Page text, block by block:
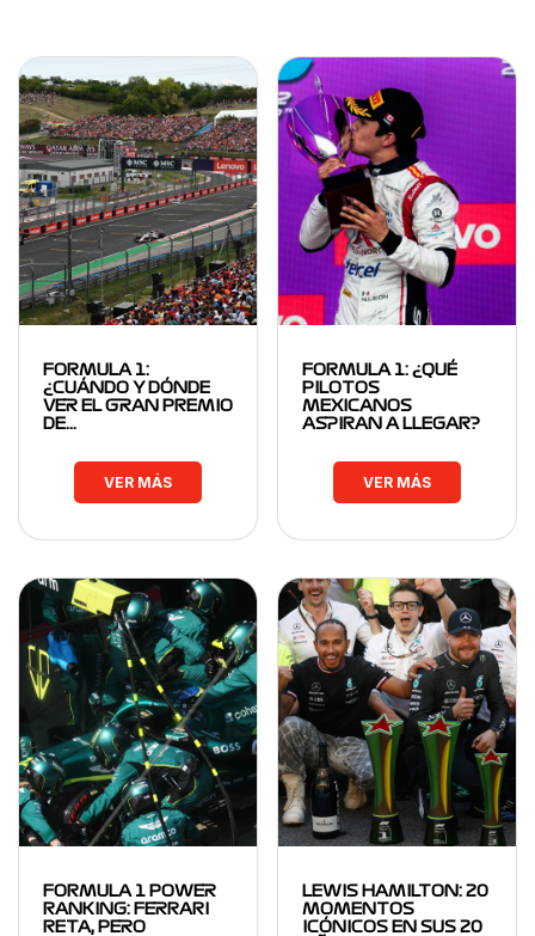
FORMULA 1:
¿CUÁNDO Y DÓNDE
VER EL GRAN PREMIO
DE…
VER MÁS
FORMULA 1: ¿QUÉ
PILOTOS
MEXICANOS
ASPIRAN A LLEGAR?
VER MÁS
FORMULA 1 POWER
RANKING: FERRARI
RETA, PERO
LEWIS HAMILTON: 20
MOMENTOS
ICÓNICOS EN SUS 20